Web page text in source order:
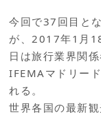
今回で37回目と
が、2017年1月
日は旅行業界関
IFEMAマドリー
れる。
世界各国の最新